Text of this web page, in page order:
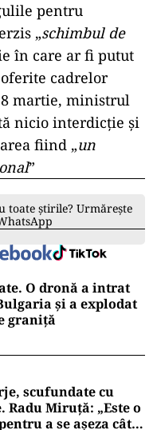
pentru
„schimbul de
în care ar fi putut
cadrelor
martie, ministrul
nicio interdicție și
fiind „un
”
toate știrile? Urmărește
O dronă a intrat
şi a explodat
graniţă
scufundate cu
Radu Miruță: „Este o
a se așeza cât